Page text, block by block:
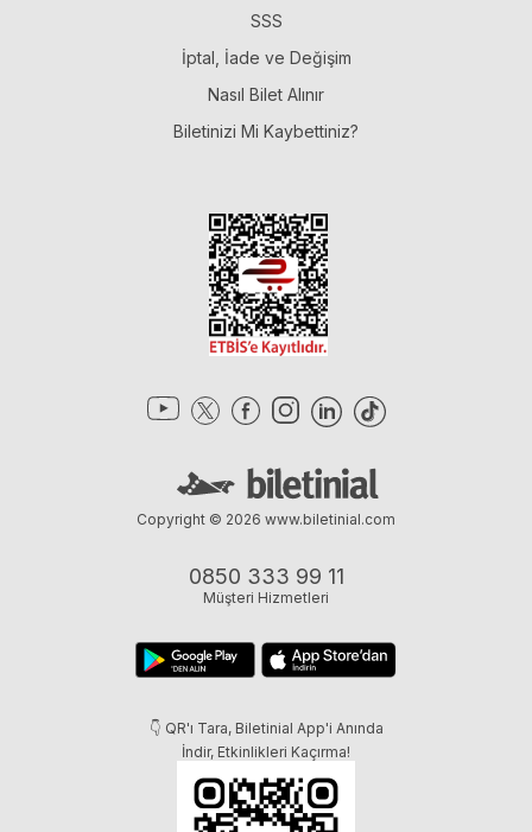
SSS
İptal, İade ve Değişim
Nasıl Bilet Alınır
Biletinizi Mi Kaybettiniz?
0850 333 99 11
Müşteri Hizmetleri
👇 QR'ı Tara, Biletinial App'i Anında
İndir, Etkinlikleri Kaçırma!
Copyright © 2026 www.biletinial.com